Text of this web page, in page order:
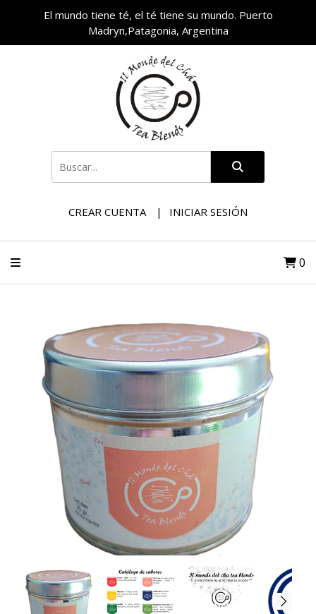
El mundo tiene té, el té tiene su mundo. Puerto
Madryn,Patagonia, Argentina
CREAR CUENTA INICIAR SESIÓN
0